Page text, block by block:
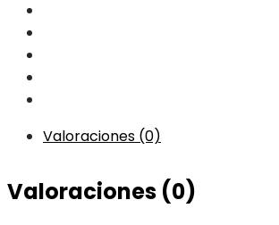
Valoraciones (0)
Valoraciones (0)